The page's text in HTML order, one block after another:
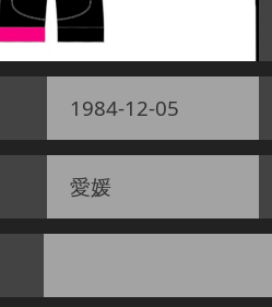
1984-12-05
愛媛